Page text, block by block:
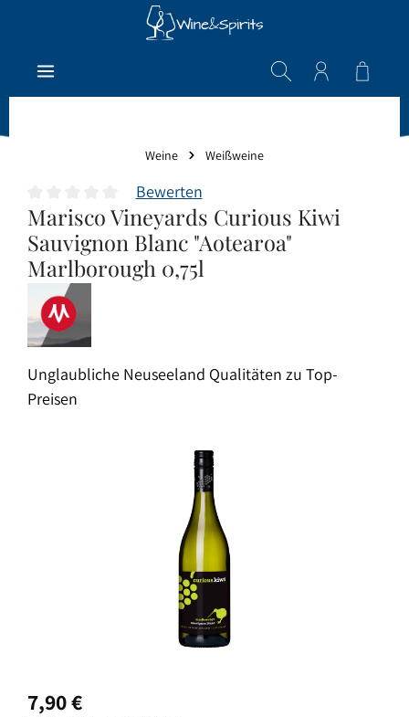
Zum Hauptinhalt springen
Weine Weißweine
Durchschnittliche Bewertung von 0 von 5 Sternen
Bewerten
Marisco Vineyards Curious Kiwi
Sauvignon Blanc "Aotearoa"
Marlborough 0,75l
Unglaubliche Neuseeland Qualitäten zu Top-
Preisen
Bildergalerie überspringen
Regulärer Preis:
7,90 €